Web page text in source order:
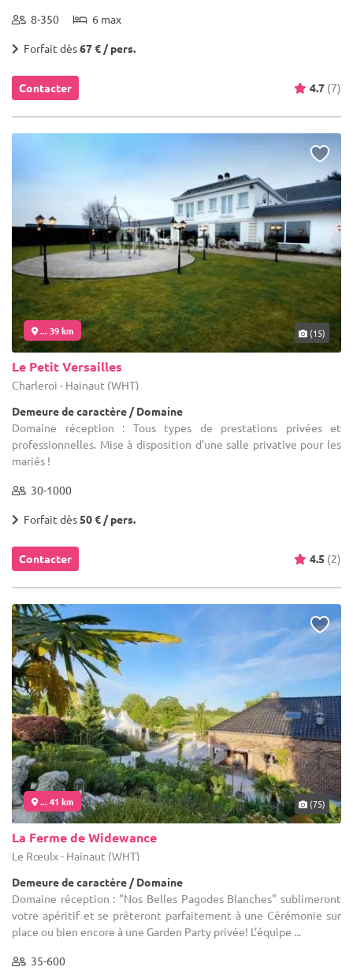
8-350 6 max
Forfait dès67 € / pers.
Contacter 4.7 (7)
... 39 km (15)
Le Petit Versailles
Charleroi - Hainaut (WHT)
Demeure de caractère / Domaine
Domaine réception : Tous types de prestations privées et
professionnelles. Mise à disposition d'une salle privative pour les
mariés !
30-1000
Forfait dès50 € / pers.
Contacter 4.5 (2)
... 41 km (75)
La Ferme de Widewance
Le Rœulx - Hainaut (WHT)
Demeure de caractère / Domaine
Domaine réception : "Nos Belles Pagodes Blanches" sublimeront
votre apéritif et se prêteront parfaitement à une Cérémonie sur
place ou bien encore à une Garden Party privée! L’équipe ...
35-600